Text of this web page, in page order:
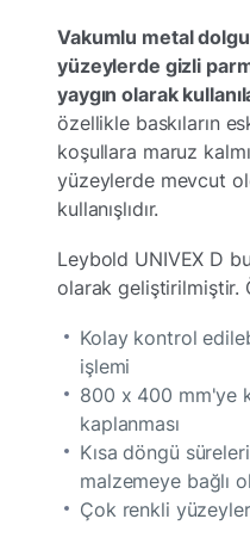
Vakumlu metal
yüzeylerde gizli
yaygın olarak
özellikle baskıların
koşullara maruz
yüzeylerde mevcut
kullanışlıdır.
Leybold UNIVEX D
olarak geliştirilmiştir.
Kolay kontrol
işlemi
800 x 400 mm'ye
kaplanması
Kısa döngü
malzemeye bağlı
Çok renkli